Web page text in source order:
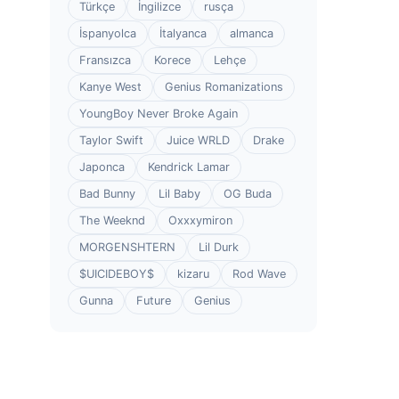
Türkçe İngilizce
rusça
İspanyolca
İtalyanca
almanca
Fransızca
Korece
Lehçe
Kanye West
Genius Romanizations
YoungBoy Never Broke Again
Taylor Swift
Juice WRLD
Drake
Japonca
Kendrick Lamar
Bad Bunny
Lil Baby
OG Buda
The Weeknd
Oxxxymiron
MORGENSHTERN
Lil Durk
$UICIDEBOY$
kizaru
Rod Wave
Gunna
Future Genius